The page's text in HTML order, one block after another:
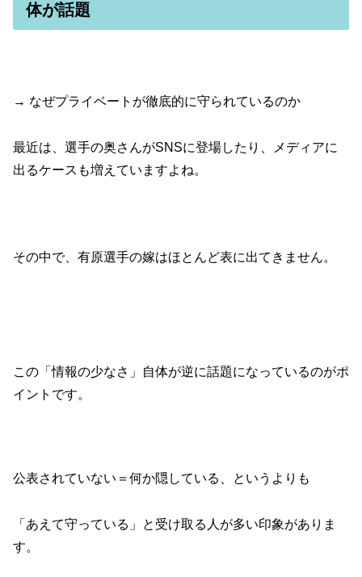
体が話題
→ なぜプライベートが徹底的に守られているのか
最近は、選手の奥さんがSNSに登場したり、メディアに
出るケースも増えていますよね。
その中で、有原選手の嫁はほとんど表に出てきません。
この「情報の少なさ」自体が逆に話題になっているのがポ
イントです。
公表されていない＝何か隠している、というよりも
「あえて守っている」と受け取る人が多い印象がありま
す。